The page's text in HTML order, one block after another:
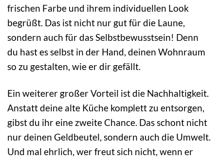
frischen Farbe und ihrem individuellen Look
begrüßt. Das ist nicht nur gut für die Laune,
sondern auch für das Selbstbewusstsein! Denn
du hast es selbst in der Hand, deinen Wohnraum
so zu gestalten, wie er dir gefällt.
Ein weiterer großer Vorteil ist die Nachhaltigkeit.
Anstatt deine alte Küche komplett zu entsorgen,
gibst du ihr eine zweite Chance. Das schont nicht
nur deinen Geldbeutel, sondern auch die Umwelt.
Und mal ehrlich, wer freut sich nicht, wenn er